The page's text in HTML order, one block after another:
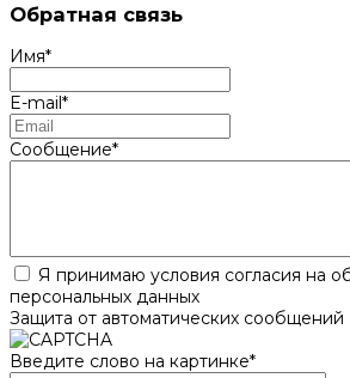
Обратная связь
Имя*
E-mail*
Сообщение*
Я принимаю условия согласия на
персональных данных
Защита от автоматических сообщений
Введите слово на картинке*